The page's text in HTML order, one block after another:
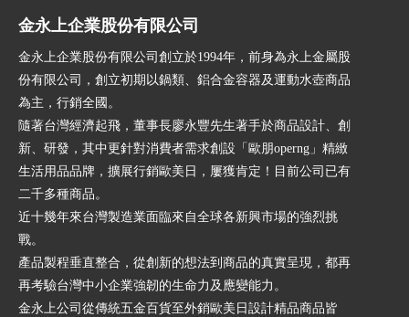
金永上企業股份有限公司
金永上企業股份有限公司創立於1994年，前身為永上金屬股
份有限公司，創立初期以鍋類、鋁合金容器及運動水壺商品
為主，行銷全國。
隨著台灣經濟起飛，董事長廖永豐先生著手於商品設計、創
新、研發，其中更針對消費者需求創設「歐朋operng」精緻
生活用品品牌，擴展行銷歐美日，屢獲肯定！目前公司已有
二千多種商品。
近十幾年來台灣製造業面臨來自全球各新興市場的強烈挑
戰。
產品製程垂直整合，從創新的想法到商品的真實呈現，都再
再考驗台灣中小企業強韌的生命力及應變能力。
金永上公司從傳統五金百貨至外銷歐美日設計精品商品皆